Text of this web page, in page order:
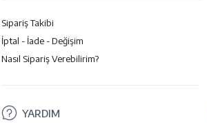
Sipariş Takibi
İptal - İade - Değişim
Nasıl Sipariş Verebilirim?
YARDIM